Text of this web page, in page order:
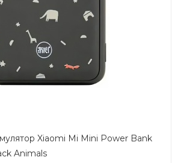
Xiaomi Mi Mini Power Bank
Animals